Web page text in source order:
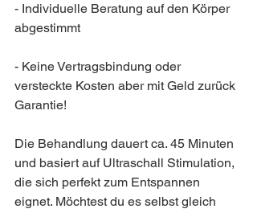
- Individuelle Beratung auf den Körper
abgestimmt
- Keine Vertragsbindung oder
versteckte Kosten aber mit Geld zurück
Garantie! ​
Die Behandlung dauert ca. 45 Minuten
und basiert auf Ultraschall Stimulation,
die sich perfekt zum Entspannen
eignet. ​Möchtest du es selbst gleich